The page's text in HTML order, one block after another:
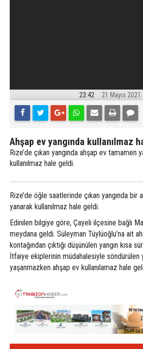
23:42 21 Mayıs 2021
Ahşap ev yangında kullanılmaz
Rize’de çıkan yangında ahşap ev tamamen
kullanılmaz hale geldi.
Rize’de öğle saatlerinde çıkan yangında bir
yanarak kullanılmaz hale geldi.
Edinilen bilgiye göre, Çayeli ilçesine bağlı
meydana geldi. Süleyman Tüylüoğlu’na ait
kontağından çıktığı düşünülen yangın kısa
İtfaiye ekiplerinin müdahalesiyle söndürülen
yaşanmazken ahşap ev kullanılamaz hale
Ahşap ev yangında kullanılmaz hale